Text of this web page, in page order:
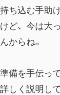
ち込む手助
ど、今は大
からね。
備を手伝っ
しく説明し